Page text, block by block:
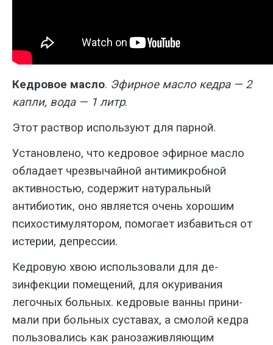
Кедровое масло. Эфирное масло кедра — 2
капли, вода — 1 литр.
Этот раствор используют для пар­ной.
Установлено, что кедровое эфирное масло
обладает чрезвычайной антимикробной
активностью, содержит нату­ральный
антибиотик, оно является очень хорошим
психостимулятором, помогает избавиться от
истерии, депрессии.
Кедровую хвою использовали для де­
зинфекции помещений, для окуривания
легочных больных. кедровые ванны прини­
мали при больных суставах, а смолой кедра
пользовались как ранозаживляю­щим